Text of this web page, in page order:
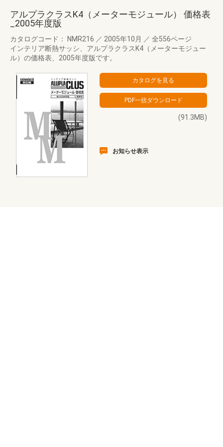
アルプラクラスK4（メーターモジュール） 価格表
_2005年度版
カタログコード： NMR216 ／ 2005年10月 ／ 全556ページ
インテリア断熱サッシ、アルプラクラスK4（メーターモジュー
ル）の価格表、2005年度版です。
(91.3MB)
お知らせ表示